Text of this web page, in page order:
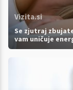
Vizita.si
Se zjutraj
vam uničuje